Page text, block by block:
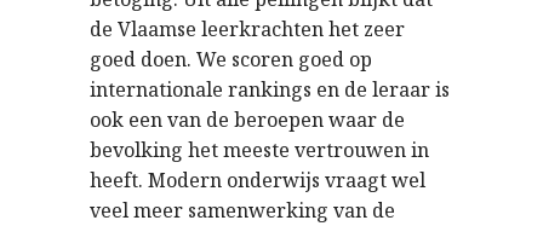
de Vlaamse leerkrachten het zeer
goed doen. We scoren goed op
internationale rankings en de leraar is
ook een van de beroepen waar de
bevolking het meeste vertrouwen in
heeft. Modern onderwijs vraagt wel
veel meer samenwerking van de